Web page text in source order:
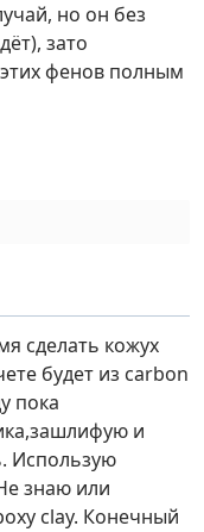
но он без
зато
фенов полным
сделать кожух
будет из carbon
пока
и
Использую
знаю или
clay. Конечный